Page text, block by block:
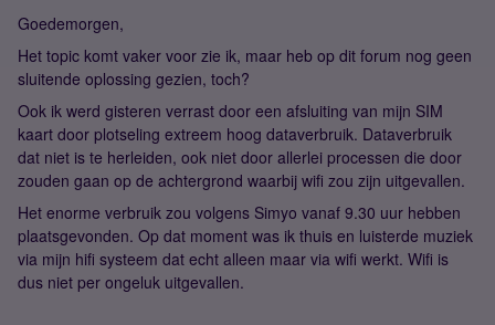
Goedemorgen,
Het topic komt vaker voor zie ik, maar heb op dit forum nog geen
sluitende oplossing gezien, toch?
Ook ik werd gisteren verrast door een afsluiting van mijn SIM
kaart door plotseling extreem hoog dataverbruik. Dataverbruik
dat niet is te herleiden, ook niet door allerlei processen die door
zouden gaan op de achtergrond waarbij wifi zou zijn uitgevallen.
Het enorme verbruik zou volgens Simyo vanaf 9.30 uur hebben
plaatsgevonden. Op dat moment was ik thuis en luisterde muziek
via mijn hifi systeem dat echt alleen maar via wifi werkt. Wifi is
dus niet per ongeluk uitgevallen.